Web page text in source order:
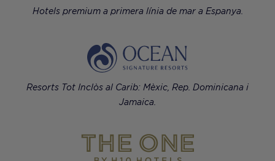
Hotels premium a primera línia de mar a Espanya.
Resorts Tot Inclòs al Carib: Mèxic, Rep. Dominicana i
Jamaica.